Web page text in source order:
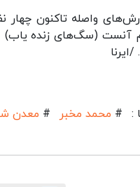
واصله تاکنون
و ۶ تیم آنست (سگ‌های زنده
ایرنا
:
# محمد مخبر # معدن